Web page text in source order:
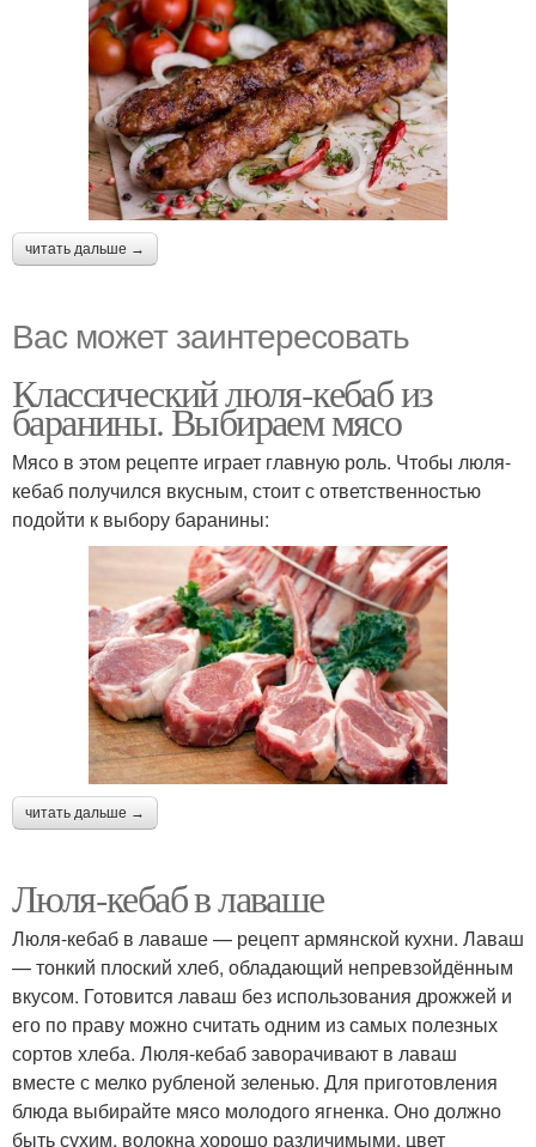
читать дальше →
Вас может заинтересовать
Классический люля-кебаб из
баранины. Выбираем мясо
Мясо в этом рецепте играет главную роль. Чтобы люля-
кебаб получился вкусным, стоит с ответственностью
подойти к выбору баранины:
читать дальше →
Люля-кебаб в лаваше
Люля-кебаб в лаваше — рецепт армянской кухни. Лаваш
— тонкий плоский хлеб, обладающий непревзойдённым
вкусом. Готовится лаваш без использования дрожжей и
его по праву можно считать одним из самых полезных
сортов хлеба. Люля-кебаб заворачивают в лаваш
вместе с мелко рубленой зеленью. Для приготовления
блюда выбирайте мясо молодого ягненка. Оно должно
быть сухим, волокна хорошо различимыми, цвет